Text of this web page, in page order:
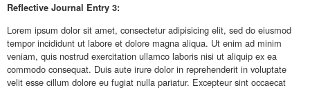
Reflective Journal Entry 3:
Lorem ipsum dolor sit amet, consectetur adipisicing elit, sed do eiusmod
tempor incididunt ut labore et dolore magna aliqua. Ut enim ad minim
veniam, quis nostrud exercitation ullamco laboris nisi ut aliquip ex ea
commodo consequat. Duis aute irure dolor in reprehenderit in voluptate
velit esse cillum dolore eu fugiat nulla pariatur. Excepteur sint occaecat